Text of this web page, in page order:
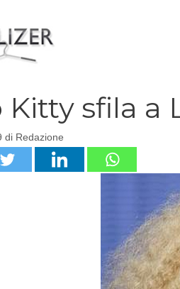
Kitty sfila a
di Redazione